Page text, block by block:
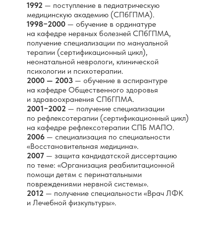
1992 — поступление в педиатрическую
медицинскую академию (СПбГПМА).
1998−2000 — обучение в ординатуре
на кафедре нервных болезней СПбГПМА,
получение специализации по мануальной
терапии (сертификационный цикл),
неонатальной неврологи, клинической
психологии и психотерапии.
2000 — 2003 — обучение в аспирантуре
на кафедре Общественного здоровья
и здравоохранения СПбГПМА.
2001−2002 — получение специализации
по рефлексотерапии (сертификационный цикл)
на кафедре рефлексотерапии СПБ МАПО.
2006 — специализация по специальности
«Восстановительная медицина».
2007 — защита кандидатской диссертацию
по теме: «Организация реабилитационной
помощи детям с перинатальными
повреждениями нервной системы».
2012 — получение специальности «Врач ЛФК
и Лечебной физкультуры».